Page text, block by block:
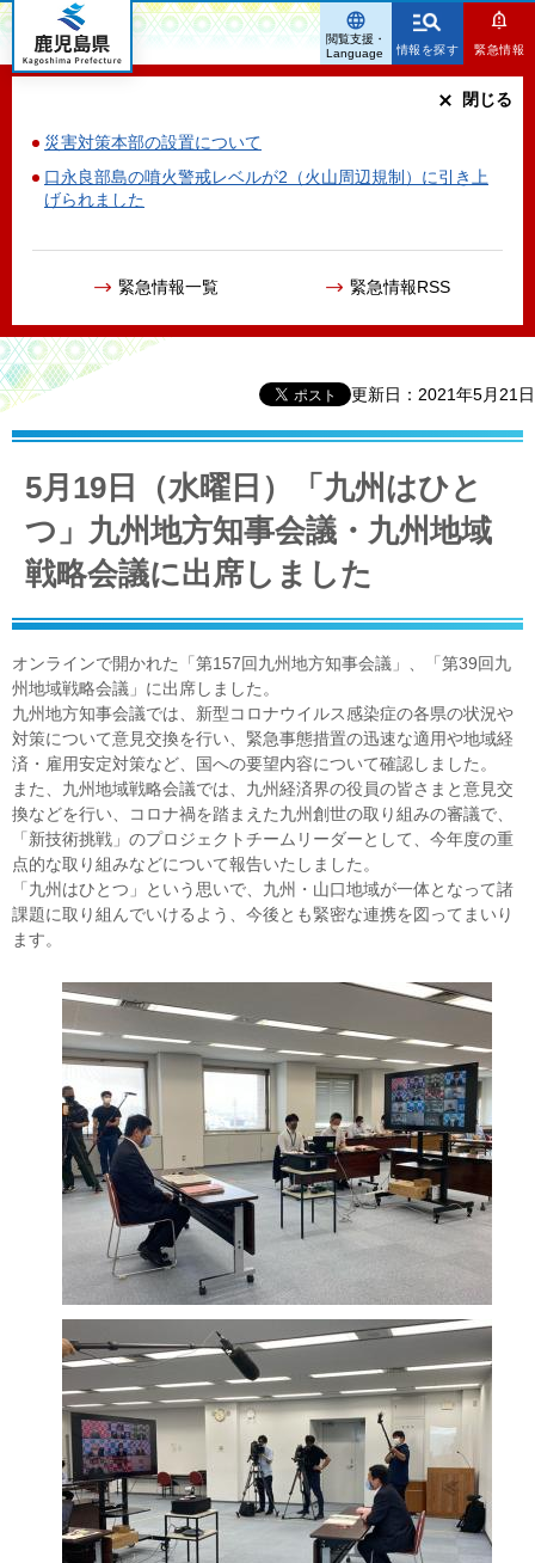
鹿児島県
情報を探す 緊急情報
災害対策本部の設置について
口永良部島の噴火警戒レベルが2（火山周辺規制）に引き上
げられました
緊急情報一覧 緊急情報RSS
閉じる
閲覧支援・
Language
更新日：2021年5月21日
5月19日（水曜日）「九州はひと
つ」九州地方知事会議・九州地域
戦略会議に出席しました
オンラインで開かれた「第157回九州地方知事会議」、「第39回九
州地域戦略会議」に出席しました。
九州地方知事会議では、新型コロナウイルス感染症の各県の状況や
対策について意見交換を行い、緊急事態措置の迅速な適用や地域経
済・雇用安定対策など、国への要望内容について確認しました。
また、九州地域戦略会議では、九州経済界の役員の皆さまと意見交
換などを行い、コロナ禍を踏まえた九州創世の取り組みの審議で、
「新技術挑戦」のプロジェクトチームリーダーとして、今年度の重
点的な取り組みなどについて報告いたしました。
「九州はひとつ」という思いで、九州・山口地域が一体となって諸
課題に取り組んでいけるよう、今後とも緊密な連携を図ってまいり
ます。